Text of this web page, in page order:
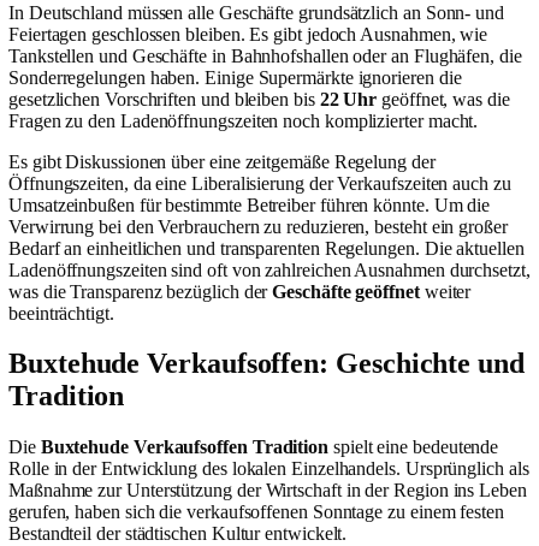
In Deutschland müssen alle Geschäfte grundsätzlich an Sonn- und
Feiertagen geschlossen bleiben. Es gibt jedoch Ausnahmen, wie
Tankstellen und Geschäfte in Bahnhofshallen oder an Flughäfen, die
Sonderregelungen haben. Einige Supermärkte ignorieren die
gesetzlichen Vorschriften und bleiben bis 22 Uhr geöffnet, was die
Fragen zu den Ladenöffnungszeiten noch komplizierter macht.
Es gibt Diskussionen über eine zeitgemäße Regelung der
Öffnungszeiten, da eine Liberalisierung der Verkaufszeiten auch zu
Umsatzeinbußen für bestimmte Betreiber führen könnte. Um die
Verwirrung bei den Verbrauchern zu reduzieren, besteht ein großer
Bedarf an einheitlichen und transparenten Regelungen. Die aktuellen
Ladenöffnungszeiten sind oft von zahlreichen Ausnahmen durchsetzt,
was die Transparenz bezüglich derGeschäfte geöffnetweiter
beeinträchtigt.
Buxtehude Verkaufsoffen: Geschichte und
Tradition
Die Buxtehude Verkaufsoffen Tradition spielt eine bedeutende
Rolle in der Entwicklung des lokalen Einzelhandels. Ursprünglich als
Maßnahme zur Unterstützung der Wirtschaft in der Region ins Leben
gerufen, haben sich die verkaufsoffenen Sonntage zu einem festen
Bestandteil der städtischen Kultur entwickelt.